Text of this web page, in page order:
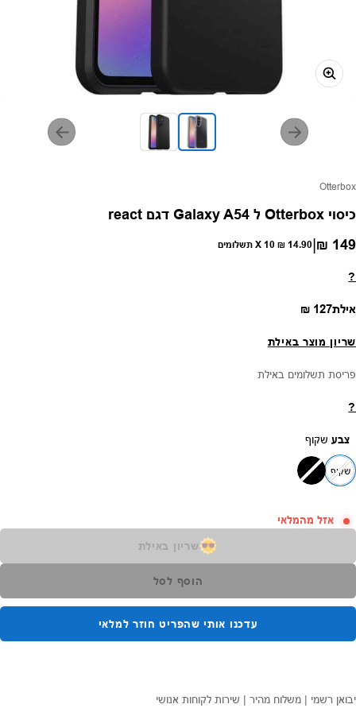
ספק:
Otterbox
כיסוי Otterbox ל Galaxy A54 דגם react
מחיר רגיל
149 ₪
|
14.90 ₪ X 10 תשלומים
?
אילתמחיר רגיל
127 ₪
שריון מוצר באילת
פריסת תשלומים באילת
?
צבע שקוף
שקוף
אזל מהמלאי
שריון באילת
הוסף לסל
עדכנו אותי שהפריט חוזר למלאי
יבואן רשמי | משלוח מהיר | שירות לקוחות אנושי